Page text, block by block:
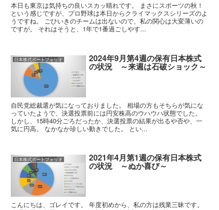
本日も東京は気持ちの良いスカッ晴れです。 まさにスポーツの秋！
という感じですが、プロ野球は本日からクライマックスシリーズのよ
うですね。 ごひいきのチームは出ないので、私の関心は大変薄いの
ですが。 それはそうと、1年で1番過ごしやす...
日本株式ポートフォリオ 2024年9月第4週の保有日本株式
の状況 ～来週は石破ショック～
自民党総裁選が気になっておりました。 相場の方もそちらが気にな
っていたようで、決選投票前には円安株高のウハウハ状態でした。
しかし、15時40分ごろだったか、決選投票の結果が出るや否や、一
気に円高。 なかなか珍しい動きでした。 とい...
日本株式ポートフォリオ 2021年4月第1週の保有日本株式
の状況 ～ぬか喜び～
こんにちは、ゴレイです。 年度初めから、私の方は残業三昧です。